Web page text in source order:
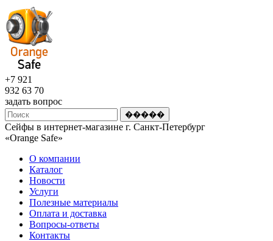
+7 921
932 63 70
задать вопрос
Сейфы в интернет-магазине г. Санкт-Петербург
«Оrange Safe»
О компании
Каталог
Новости
Услуги
Полезные материалы
Оплата и доставка
Вопросы-ответы
Контакты